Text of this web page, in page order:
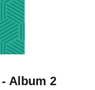
Album 2